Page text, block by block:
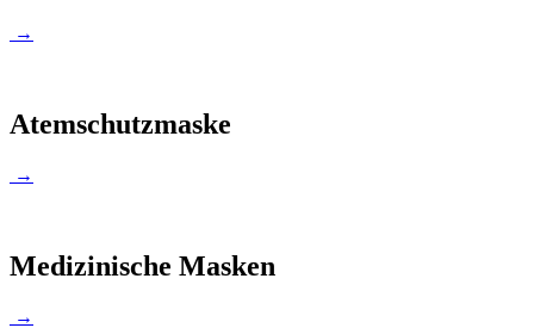
→
Atemschutzmaske
→
Medizinische Masken
→